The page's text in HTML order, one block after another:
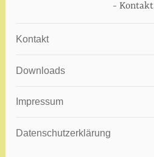
Kontakt
Kontakt
Downloads
Impressum
Datenschutzerklärung